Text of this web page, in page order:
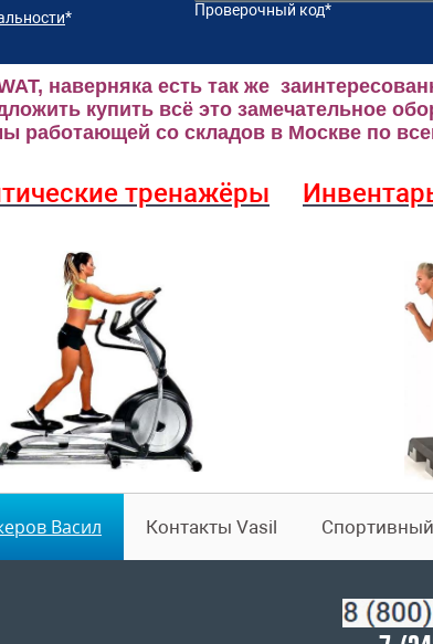
* Проверочный код*
наверняка есть так же
купить всё это замечательное
работающей со складов в Москве по
тренажёры
Васил Контакты Vasil